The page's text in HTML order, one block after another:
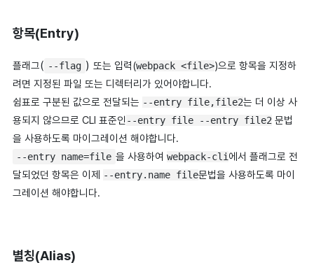
항목(Entry)
플래그( --flag ) 또는 입력(webpack <file>)으로 항목을 지정하
려면 지정된 파일 또는 디렉터리가 있어야합니다.
쉼표로 구분된 값으로 전달되는 --entry file,file2는 더 이상 사
용되지 않으므로 CLI 표준인--entry file --entry file2 문법
을 사용하도록 마이그레이션 해야합니다.
--entry name=file 을 사용하여 webpack-cli에서 플래그로 전
달되었던 항목은 이제 --entry.name file문법을 사용하도록 마이
그레이션 해야합니다.
별칭(Alias)